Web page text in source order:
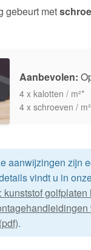
gebeurt met
Aanbevolen:
4 x kalotten / m²*
4 x schroeven /
aanwijzingen zijn
vindt u in
kunststof golfplaten
.